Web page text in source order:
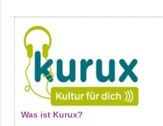
Was ist Kurux?